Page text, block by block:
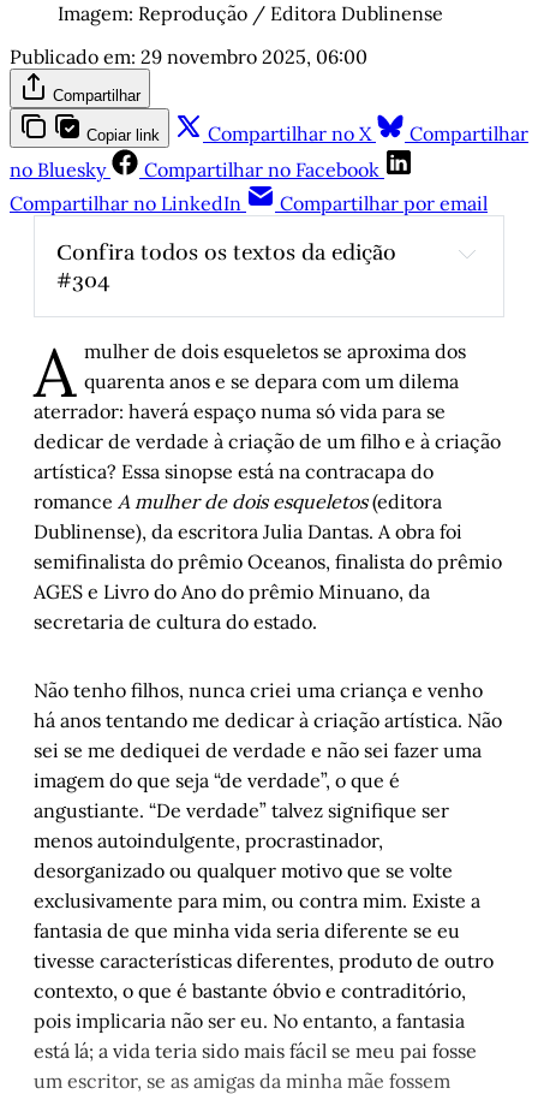
Imagem: Reprodução / Editora Dublinense
Publicado em: 29 novembro 2025, 06:00
Compartilhar
Copiar link Compartilhar no X
Compartilhar
no Bluesky
Compartilhar no Facebook
Compartilhar no LinkedIn
Compartilhar por email
Confira todos os textos da edição
#304
COP30, Belém do Pará e as mangas, por
Tatiana Kuplich
Visita ao museu das culturas mediterrâneas
em Marselha , por Juremir Machado da Silva
Serranos na várzea – Parte 2, por Geraldo
Hasse
Erico Verissimo, um contador de histórias
por Paulo Ricardo Stefaniak
Centenária: Maria, vó minha - Capítulo 9,
por Tiago Maria
Diário da guerra do sono: Capítulo IIII – Um
Sem medo da luz, por Duda Fochzato
Leiam A mulher de dois esqueletos, por
Marcelo Martins Silva
Cai o pano, por Théo Amon
A mulher de dois esqueletos se aproxima dos
quarenta anos e se depara com um dilema
aterrador: haverá espaço numa só vida para se
dedicar de verdade à criação de um filho e à criação
artística? Essa sinopse está na contracapa do
romance A mulher de dois esqueletos(editora
Dublinense), da escritora Julia Dantas. A obra foi
semifinalista do prêmio Oceanos, finalista do prêmio
AGES e Livro do Ano do prêmio Minuano, da
secretaria de cultura do estado.
Não tenho filhos, nunca criei uma criança e venho
há anos tentando me dedicar à criação artística. Não
sei se me dediquei de verdade e não sei fazer uma
imagem do que seja “de verdade”, o que é
angustiante. “De verdade” talvez signifique ser
menos autoindulgente, procrastinador,
desorganizado ou qualquer motivo que se volte
exclusivamente para mim, ou contra mim. Existe a
fantasia de que minha vida seria diferente se eu
tivesse características diferentes, produto de outro
contexto, o que é bastante óbvio e contraditório,
pois implicaria não ser eu. No entanto, a fantasia
está lá; a vida teria sido mais fácil se meu pai fosse
um escritor, se as amigas da minha mãe fossem